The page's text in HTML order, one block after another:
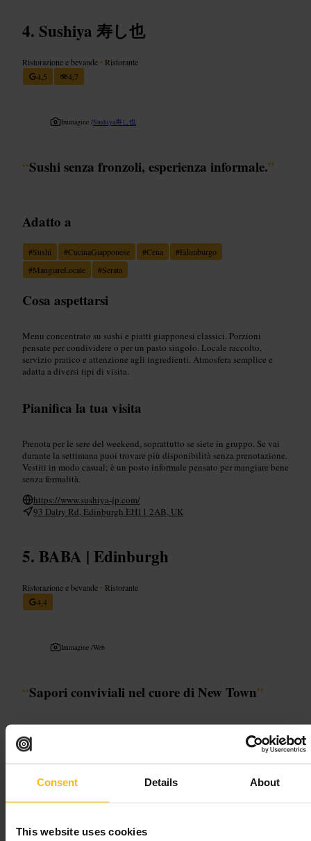
Consent Details About
This website uses cookies
Sushiya 寿し也
Ristorazione e bevande • Ristorante
4,5
4,7
Immagine /Sushiya寿し也
“Sushi senza fronzoli, esperienza informale.”
Adatto a
#Sushi #CucinaGiapponese #Cena #Edimburgo
#MangiareLocale #Serata
Cosa aspettarsi
Menu concentrato su sushi e piatti giapponesi classici. Porzioni
pensate per condividere o per un pasto singolo. Locale raccolto,
servizio pratico e attenzione agli ingredienti. Atmosfera semplice e
adatta a diversi tipi di visita.
Pianifica la tua visita
Prenota per le sere del weekend, soprattutto se siete in gruppo. Se vai
durante la settimana puoi trovare più disponibilità senza prenotazione.
Vestiti in modo casual; è un posto informale pensato per mangiare bene
senza formalità.
https://www.sushiya-jp.com/
93 Dalry Rd, Edinburgh EH11 2AB, UK
BABA | Edinburgh
Ristorazione e bevande • Ristorante
4,4
Immagine /Web
“Sapori conviviali nel cuore di New Town”
Adatto a
Ristorante NewTown
Cosa aspettarsi